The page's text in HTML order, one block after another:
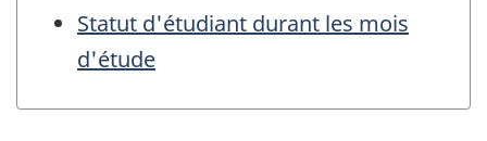
Statut d'étudiant durant les mois
d'étude